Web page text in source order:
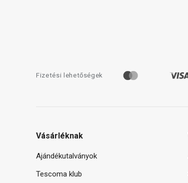
Fizetési lehetőségek
Vásárléknak
Ajándékutalványok
Tescoma klub